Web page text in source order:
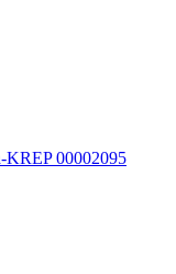
KREP 00002095